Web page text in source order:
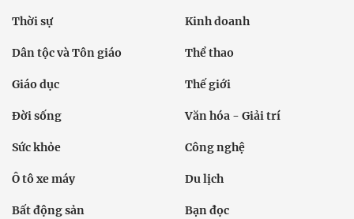
Thời sự Kinh doanh
Dân tộc và Tôn giáo Thể thao
Giáo dục Thế giới
Đời sống Văn hóa - Giải trí
Sức khỏe Công nghệ
Ô tô xe máy Du lịch
Bất động sản Bạn đọc